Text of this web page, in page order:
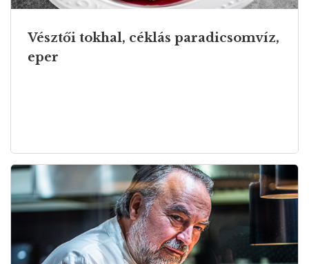
Vésztői tokhal, céklás paradicsomvíz,
eper